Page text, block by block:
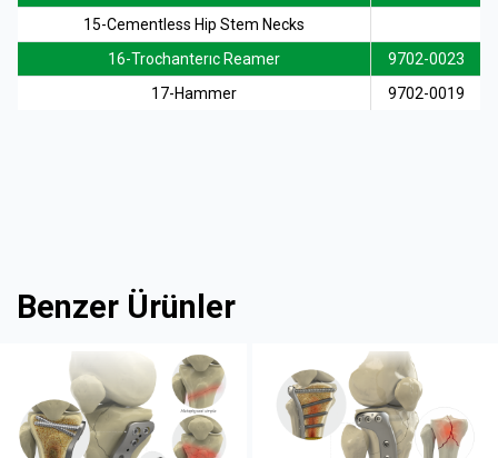
15-Cementless Hip Stem Necks
16-Trochanterıc Reamer
9702-0023
17-Hammer
9702-0019
Benzer Ürünler